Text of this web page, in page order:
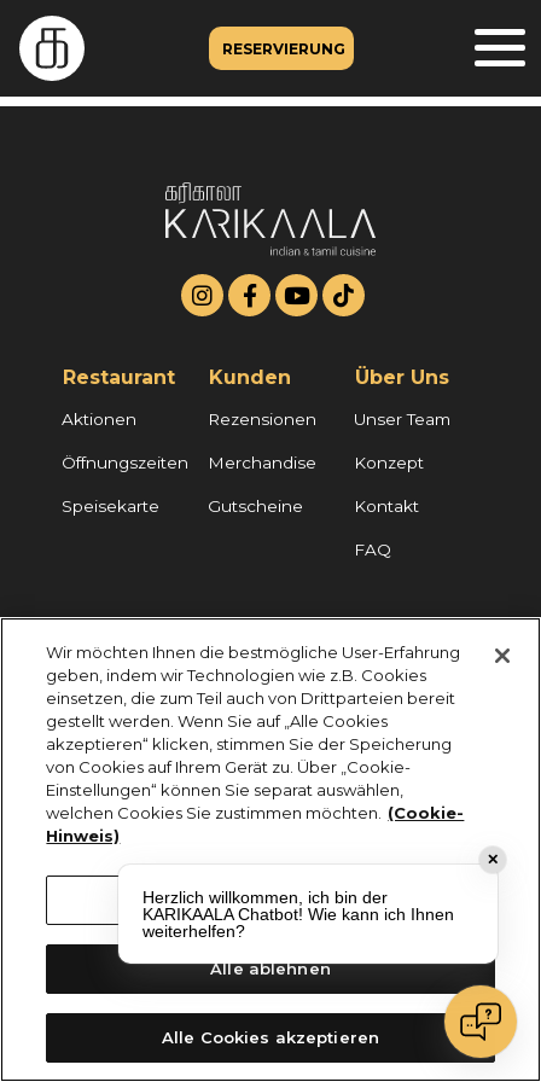
RESERVIERUNG
Restaurant
Aktionen
Öffnungszeiten
Speisekarte
Kunden
Rezensionen
Merchandise
Gutscheine
Über Uns
Unser Team
Konzept
Kontakt
FAQ
KARIKAALA ©2026 - Saily Food Service GmbH
Alle Rechte vorbehalten
Wir möchten Ihnen die bestmögliche User-Erfahrung
geben, indem wir Technologien wie z.B. Cookies
einsetzen, die zum Teil auch von Drittparteien bereit
gestellt werden. Wenn Sie auf „Alle Cookies
akzeptieren“ klicken, stimmen Sie der Speicherung
von Cookies auf Ihrem Gerät zu. Über „Cookie-
Einstellungen“ können Sie separat auswählen,
welchen Cookies Sie zustimmen möchten.
(Cookie-
Hinweis)
Cookie-Einstellungen
Alle ablehnen
Alle Cookies akzeptieren
✕
Herzlich willkommen, ich bin der
KARIKAALA Chatbot! Wie kann ich Ihnen
weiterhelfen?